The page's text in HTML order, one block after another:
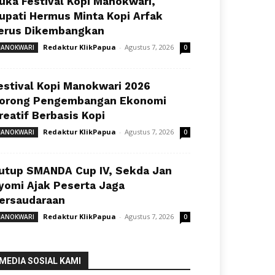
Hermus Minta Kopi Arfak
Dikembangkan
Redaktur KlikPapua - Agustus 7, 2026 0
Kopi Manokwari 2026
Pengembangan Ekonomi
Berbasis Kopi
Redaktur KlikPapua - Agustus 7, 2026 0
SMANDA Cup IV, Sekda Jan
Ajak Peserta Jaga
Redaktur KlikPapua - Agustus 7, 2026 0
MEDIA SOSIAL KAMI